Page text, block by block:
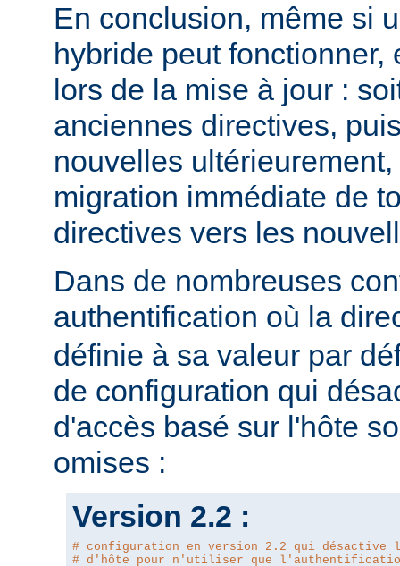
En conclusion, même si
hybride peut fonctionner,
lors de la mise à jour :
anciennes directives,
nouvelles
migration immédiate de
directives vers les
Dans de nombreuses
authentification où la
définie à sa valeur par
de configuration qui
d'accès basé sur l'hôte
omises :
Version 2.2 :
# configuration en version 2.2 qui désactive
# d'hôte pour n'utiliser que